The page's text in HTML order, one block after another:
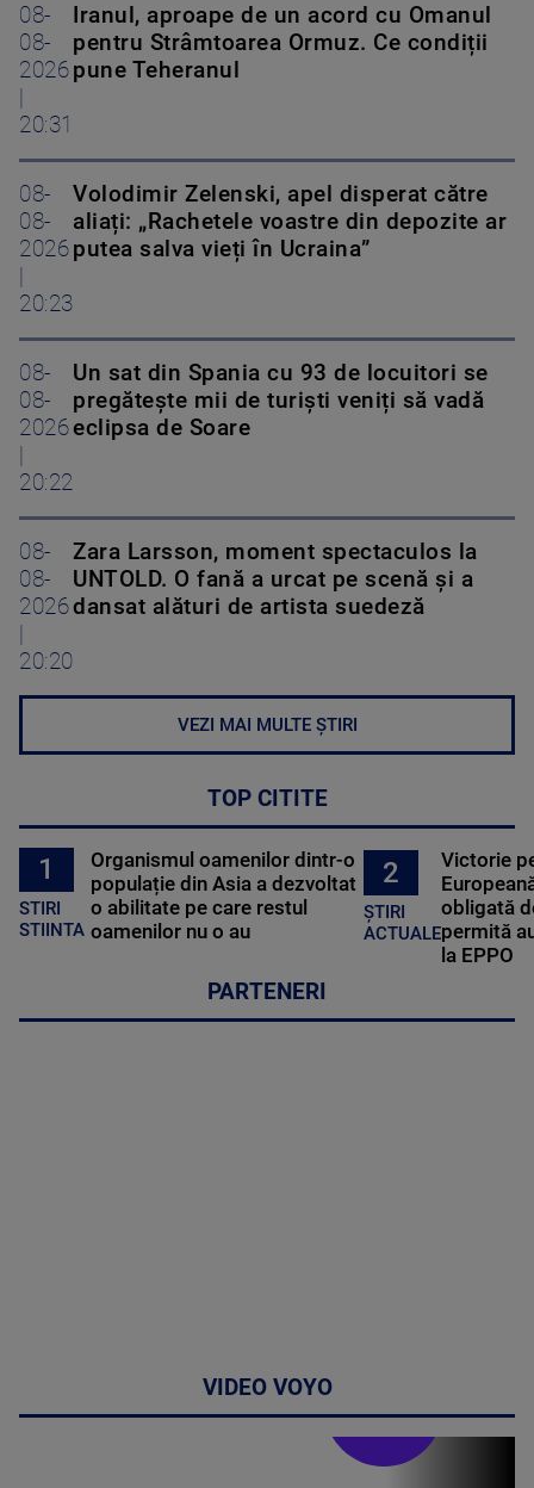
08-
08-
2026
|
20:31
Iranul, aproape de un acord cu Omanul
pentru Strâmtoarea Ormuz. Ce condiții
pune Teheranul
08-
08-
2026
|
20:23
Volodimir Zelenski, apel disperat către
aliați: „Rachetele voastre din depozite ar
putea salva vieți în Ucraina”
08-
08-
2026
|
20:22
Un sat din Spania cu 93 de locuitori se
pregătește mii de turiști veniți să vadă
eclipsa de Soare
08-
08-
2026
|
20:20
Zara Larsson, moment spectaculos la
UNTOLD. O fană a urcat pe scenă și a
dansat alături de artista suedeză
VEZI MAI MULTE ȘTIRI
TOP CITITE
1
STIRI
STIINTA
Organismul oamenilor dintr-o
populație din Asia a dezvoltat
o abilitate pe care restul
oamenilor nu o au
2
ȘTIRI
ACTUALE
Victorie
obligată
permită
la EPPO
PARTENERI
VIDEO VOYO